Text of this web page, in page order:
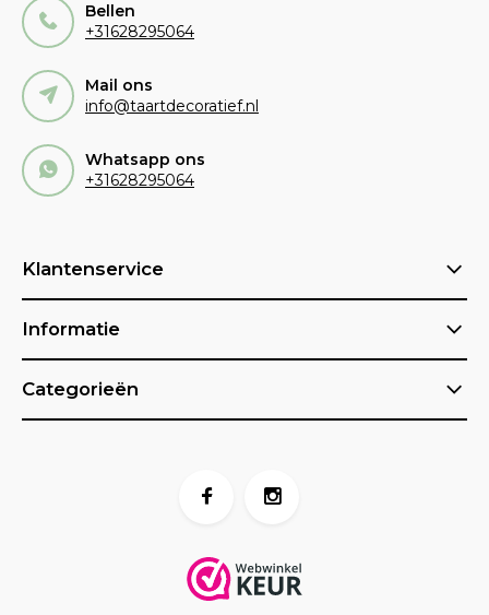
Bellen
+31628295064
Mail ons
info@taartdecoratief.nl
Whatsapp ons
+31628295064
Klantenservice
Informatie
Categorieën